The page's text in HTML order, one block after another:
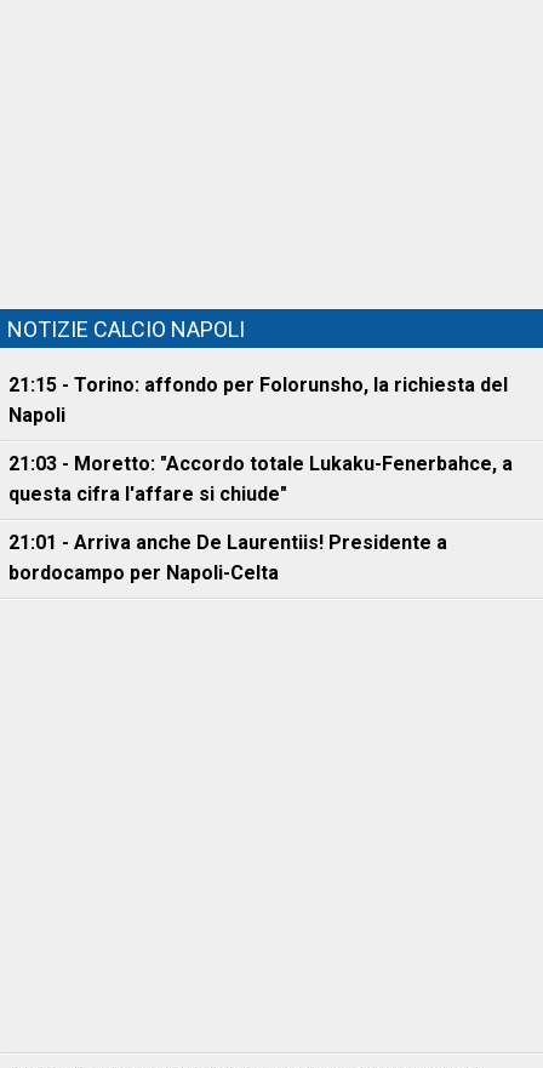
NOTIZIE CALCIO NAPOLI
21:15 - Torino: affondo per Folorunsho, la richiesta del
Napoli
21:03 - Moretto: "Accordo totale Lukaku-Fenerbahce, a
questa cifra l'affare si chiude"
21:01 - Arriva anche De Laurentiis! Presidente a
bordocampo per Napoli-Celta